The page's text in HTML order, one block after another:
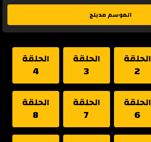
الموسم مدبلج
الحلقة
2
الحلقة
3
الحلقة
4
الحلقة
6
الحلقة
7
الحلقة
8